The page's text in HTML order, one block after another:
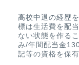
高校中退の経歴
標は生活費を配
ない状態を作る
み/年間配当金
記等の資格を保有